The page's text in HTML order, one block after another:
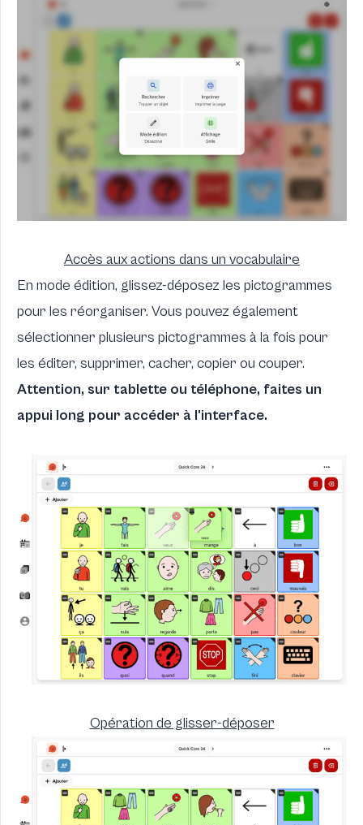
Accès aux actions dans un vocabulaire
En mode édition, glissez-déposez les pictogrammes
pour les réorganiser. Vous pouvez également
sélectionner plusieurs pictogrammes à la fois pour
les éditer, supprimer, cacher, copier ou couper.
Attention, sur tablette ou téléphone, faites un
appui long pour accéder à l'interface.
Opération de glisser-déposer